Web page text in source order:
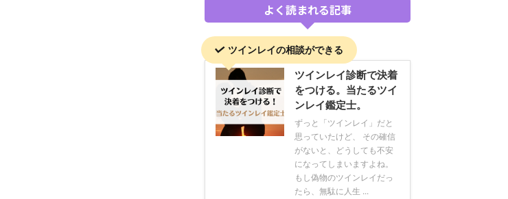
よく読まれる記事
ツインレイの相談ができる
ツインレイ診断で決着
をつける。当たるツイ
ンレイ鑑定士。
ずっと「ツインレイ」だと
思っていたけど、 その確信
がないと、どうしても不安
になってしまいますよね。
もし偽物のツインレイだっ
たら、無駄に人生 ...